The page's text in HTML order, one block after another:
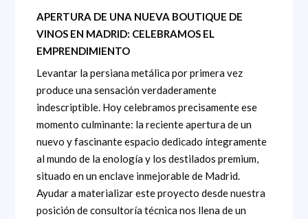
APERTURA DE UNA NUEVA BOUTIQUE DE
VINOS EN MADRID: CELEBRAMOS EL
EMPRENDIMIENTO
Levantar la persiana metálica por primera vez
produce una sensación verdaderamente
indescriptible. Hoy celebramos precisamente ese
momento culminante: la reciente apertura de un
nuevo y fascinante espacio dedicado íntegramente
al mundo de la enología y los destilados premium,
situado en un enclave inmejorable de Madrid.
Ayudar a materializar este proyecto desde nuestra
posición de consultoría técnica nos llena de un